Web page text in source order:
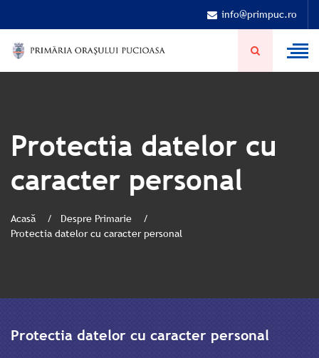
info@primpuc.ro
Protectia datelor cu
caracter personal
Acasă
Despre Primarie
Protectia datelor cu caracter personal
Protectia datelor cu caracter personal